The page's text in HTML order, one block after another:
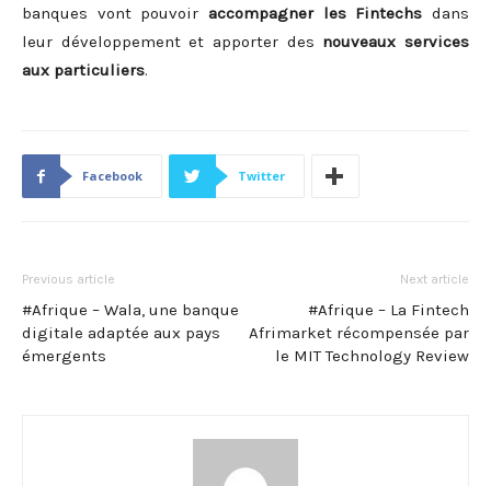
banques vont pouvoir accompagner les Fintechs dans
leur développement et apporter des nouveaux services
aux particuliers.
Facebook Twitter
Previous article
#Afrique – Wala, une banque
digitale adaptée aux pays
émergents
Next article
#Afrique – La Fintech
Afrimarket récompensée par
le MIT Technology Review